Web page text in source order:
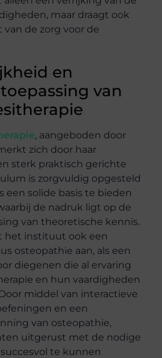
maar draagt ook
de zorg voor de
en
van
, aangeboden door
zich door haar
sterk praktisch gerichte
is zorgvuldig opgesteld
een solide basis te bieden
de nadruk ligt op de
van theoretische kennis.
het instituut ook een
osteopathie aan, als een
diegenen die al ervaring
en hun vaardigheden
middel van interactieve
en een
van osteopathie,
uitgerust met de nodige
te kunnen